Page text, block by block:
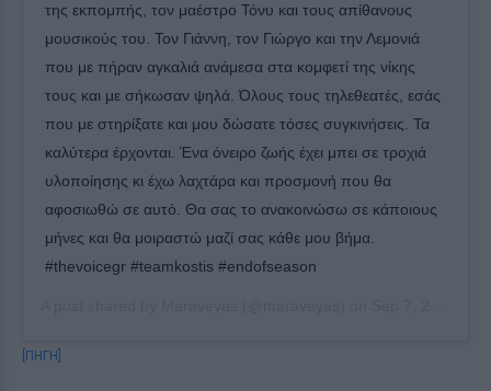
της εκπομπής, τον μαέστρο Τόνυ και τους απίθανους
μουσικούς του. Τον Γιάννη, τον Γιώργο και την Λεμονιά
που με πήραν αγκαλιά ανάμεσα στα κομφετί της νίκης
τους και με σήκωσαν ψηλά. Όλους τους τηλεθεατές, εσάς
που με στηρίξατε και μου δώσατε τόσες συγκινήσεις. Τα
καλύτερα έρχονται. Ένα όνειρο ζωής έχει μπει σε τροχιά
υλοποίησης κι έχω λαχτάρα και προσμονή που θα
αφοσιωθώ σε αυτό. Θα σας το ανακοινώσω σε κάποιους
μήνες και θα μοιραστώ μαζί σας κάθε μου βήμα.
#thevoicegr #teamkostis #endofseason
[ΠΗΓΗ]